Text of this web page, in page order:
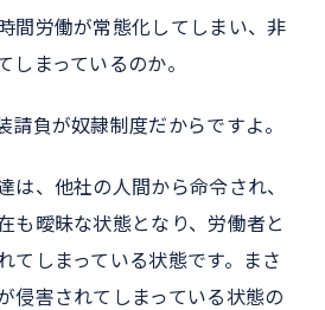
間労働が常態化してしまい、非
しまっているのか。
請負が奴隷制度だからですよ。
は、他社の人間から命令され、
も曖昧な状態となり、労働者と
てしまっている状態です。まさ
侵害されてしまっている状態の